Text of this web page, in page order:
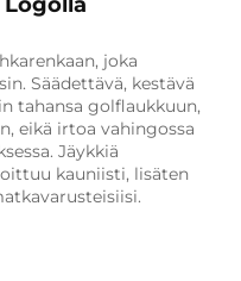
joka
Säädettävä, kestävä
tahansa golflaukkuun,
eikä irtoa vahingossa
Jäykkiä
kauniisti, lisäten